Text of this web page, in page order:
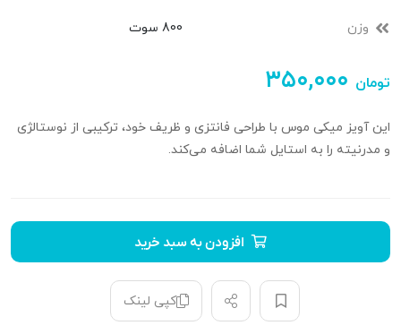
وزن 800 سوت
۳۵۰,۰۰۰ تومان
این آویز میکی موس با طراحی فانتزی و ظریف خود، ترکیبی از نوستالژی
و مدرنیته را به استایل شما اضافه می‌کند.
افزودن به سبد خرید
کپی لینک